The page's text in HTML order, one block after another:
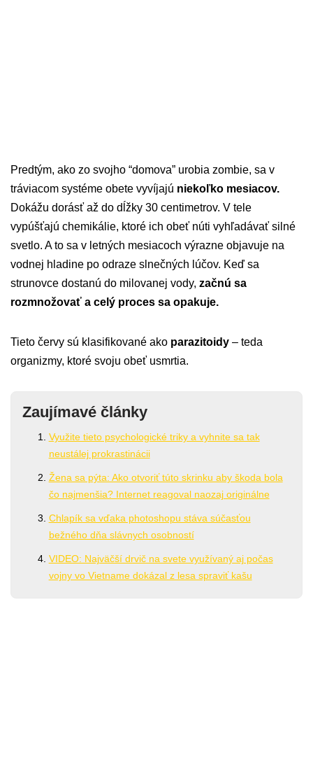
Predtým, ako zo svojho “domova” urobia zombie, sa v
tráviacom systéme obete vyvíjajú niekoľko mesiacov.
Dokážu dorásť až do dĺžky 30 centimetrov. V tele
vypúšťajú chemikálie, ktoré ich obeť núti vyhľadávať silné
svetlo. A to sa v letných mesiacoch výrazne objavuje na
vodnej hladine po odraze slnečných lúčov. Keď sa
strunovce dostanú do milovanej vody, začnú sa
rozmnožovať a celý proces sa opakuje.
Tieto červy sú klasifikované ako parazitoidy – teda
organizmy, ktoré svoju obeť usmrtia.
Zaujímavé články
Využite tieto psychologické triky a vyhnite sa tak
neustálej prokrastinácii
Žena sa pýta: Ako otvoriť túto skrinku aby škoda bola
čo najmenšia? Internet reagoval naozaj originálne
Chlapík sa vďaka photoshopu stáva súčasťou
bežného dňa slávnych osobností
VIDEO: Najväčší drvič na svete využívaný aj počas
vojny vo Vietname dokázal z lesa spraviť kašu